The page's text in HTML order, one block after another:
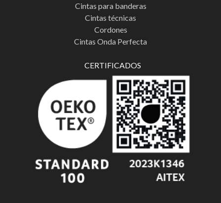
Cintas para banderas
Cintas técnicas
Cordones
Cintas Onda Perfecta
CERTIFICADOS